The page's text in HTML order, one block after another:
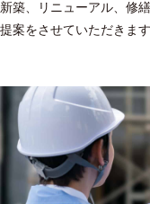
新築、リニューアル、修
提案をさせていただきます